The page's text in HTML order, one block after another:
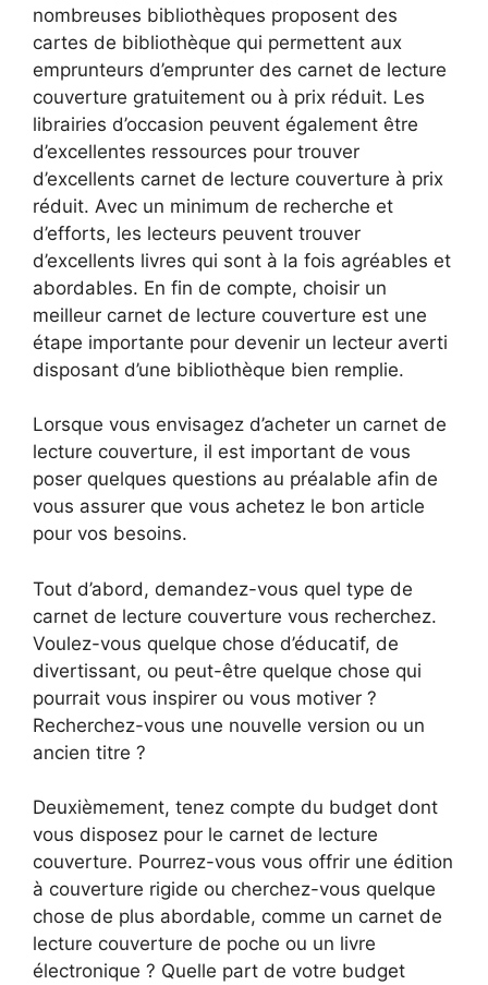
nombreuses bibliothèques proposent des
cartes de bibliothèque qui permettent aux
emprunteurs d’emprunter des carnet de lecture
couverture gratuitement ou à prix réduit. Les
librairies d’occasion peuvent également être
d’excellentes ressources pour trouver
d’excellents carnet de lecture couverture à prix
réduit. Avec un minimum de recherche et
d’efforts, les lecteurs peuvent trouver
d’excellents livres qui sont à la fois agréables et
abordables. En fin de compte, choisir un
meilleur carnet de lecture couverture est une
étape importante pour devenir un lecteur averti
disposant d’une bibliothèque bien remplie.
Lorsque vous envisagez d’acheter un carnet de
lecture couverture, il est important de vous
poser quelques questions au préalable afin de
vous assurer que vous achetez le bon article
pour vos besoins.
Tout d’abord, demandez-vous quel type de
carnet de lecture couverture vous recherchez.
Voulez-vous quelque chose d’éducatif, de
divertissant, ou peut-être quelque chose qui
pourrait vous inspirer ou vous motiver ?
Recherchez-vous une nouvelle version ou un
ancien titre ?
Deuxièmement, tenez compte du budget dont
vous disposez pour le carnet de lecture
couverture. Pourrez-vous vous offrir une édition
à couverture rigide ou cherchez-vous quelque
chose de plus abordable, comme un carnet de
lecture couverture de poche ou un livre
électronique ? Quelle part de votre budget